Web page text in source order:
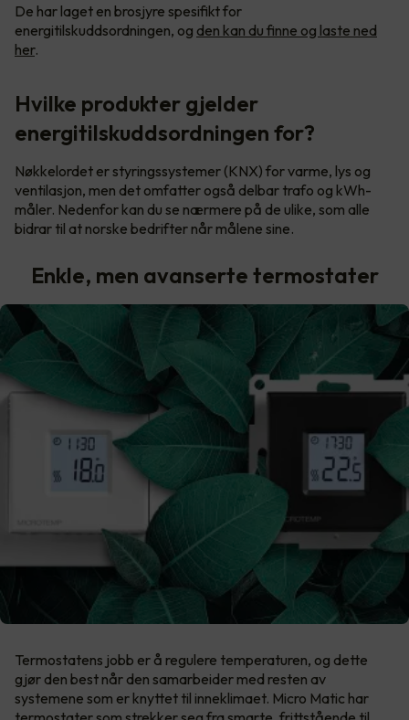
De har laget en brosjyre spesifikt for
energitilskuddsordningen, og den kan du finne og laste ned
her.
Hvilke produkter gjelder
energitilskuddsordningen for?
Nøkkelordet er styringssystemer (KNX) for varme, lys og
ventilasjon, men det omfatter også delbar trafo og kWh-
måler. Nedenfor kan du se nærmere på de ulike, som alle
bidrar til at norske bedrifter når målene sine.
Enkle, men avanserte termostater
Termostatens jobb er å regulere temperaturen, og dette
gjør den best når den samarbeider med resten av
systemene som er knyttet til inneklimaet. Micro Matic har